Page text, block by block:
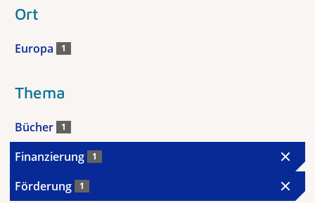
Ort
Europa 1
Thema
Bücher 1
Finanzierung 1
Förderung 1